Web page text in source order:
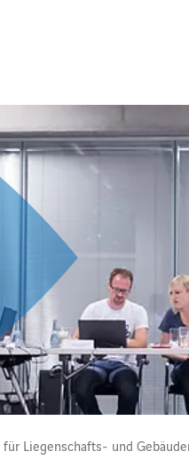
für Liegenschafts- und